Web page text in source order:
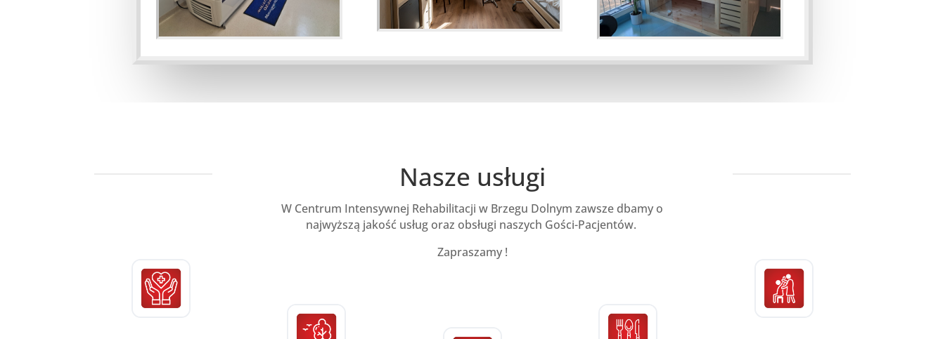
Nasze usługi
W Centrum Intensywnej Rehabilitacji w Brzegu Dolnym zawsze dbamy o
najwyższą jakość usług oraz obsługi naszych Gości-Pacjentów.
Zapraszamy !